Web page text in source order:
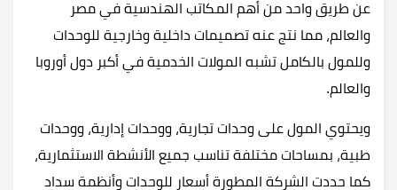
عن طريق واحد من أهم المكاتب الهندسية في مصر
والعالم، مما نتج عنه تصميمات داخلية وخارجية للوحدات
وللمول بالكامل تشبه المولات الخدمية في أكبر دول أوروبا
والعالم.
ويحتوي المول على وحدات تجارية، ووحدات إدارية، ووحدات
طبية، بمساحات مختلفة تناسب جميع الأنشطة الاستثمارية،
كما حددت الشركة المطورة أسعار للوحدات وأنظمة سداد